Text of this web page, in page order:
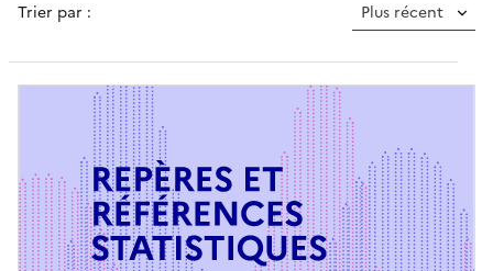
Trier par